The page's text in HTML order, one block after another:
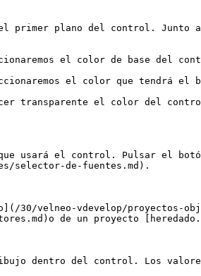
primer plano del control.
el color de base del
el color que tendrá el
transparente el color del
usará el control. Pulsar el
selector-de-fuentes.md).
velneo-vdevelop/proyectos-
de un proyecto
dentro del control. Los